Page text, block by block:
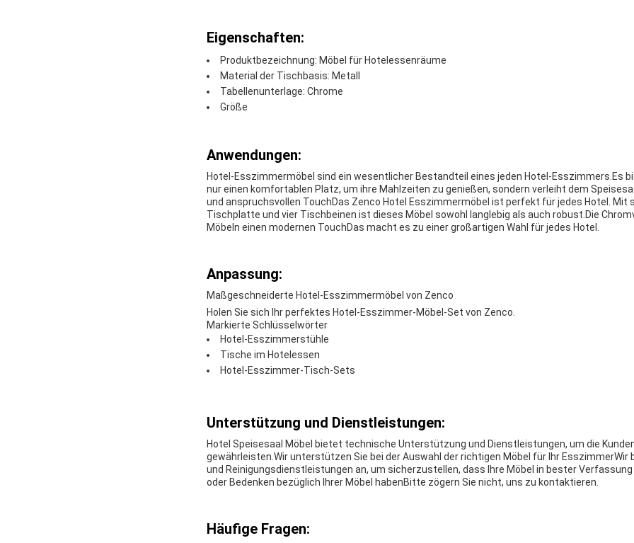
Eigenschaften:
Produktbezeichnung: Möbel für Hotelessenräume
Material der Tischbasis: Metall
Tabellenunterlage: Chrome
Größe
Anwendungen:
Hotel-Esszimmermöbel sind ein wesentlicher Bestandteil eines jeden Hotel-Esszimmers.Es
nur einen komfortablen Platz, um ihre Mahlzeiten zu genießen, sondern verleiht dem
und anspruchsvollen TouchDas Zenco Hotel Esszimmermöbel ist perfekt für jedes Hotel. Mit
Tischplatte und vier Tischbeinen ist dieses Möbel sowohl langlebig als auch robust.Die
Möbeln einen modernen TouchDas macht es zu einer großartigen Wahl für jedes Hotel.
Anpassung:
Maßgeschneiderte Hotel-Esszimmermöbel von Zenco
Holen Sie sich Ihr perfektes Hotel-Esszimmer-Möbel-Set von Zenco.
Markierte Schlüsselwörter
Hotel-Esszimmerstühle
Tische im Hotelessen
Hotel-Esszimmer-Tisch-Sets
Unterstützung und Dienstleistungen:
Hotel Speisesaal Möbel bietet technische Unterstützung und Dienstleistungen, um die
gewährleisten.Wir unterstützen Sie bei der Auswahl der richtigen Möbel für Ihr EsszimmerWir
und Reinigungsdienstleistungen an, um sicherzustellen, dass Ihre Möbel in bester Verfassung
oder Bedenken bezüglich Ihrer Möbel habenBitte zögern Sie nicht, uns zu kontaktieren.
Häufige Fragen: